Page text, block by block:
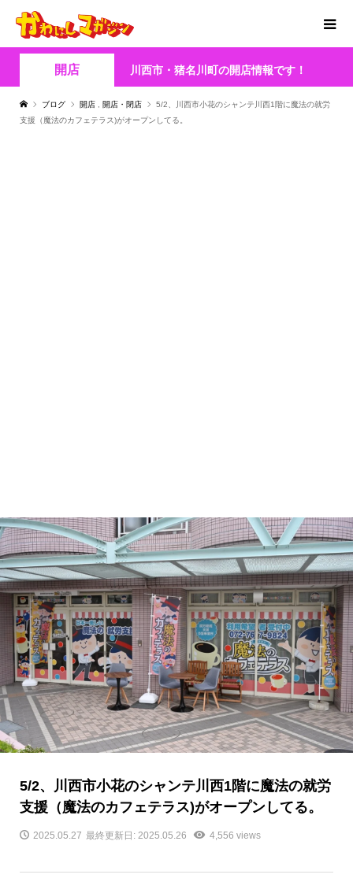
開店 川西市・猪名川町の開店情報です！
ブログ 開店 開店・閉店
5/2、川西市小花のシャンテ川西1階に魔法の就労
支援（魔法のカフェテラス)がオープンしてる。
5/2、川西市小花のシャンテ川西1階に魔法の就労
支援（魔法のカフェテラス)がオープンしてる。
2025.05.27 最終更新日: 2025.05.26 4,556 views